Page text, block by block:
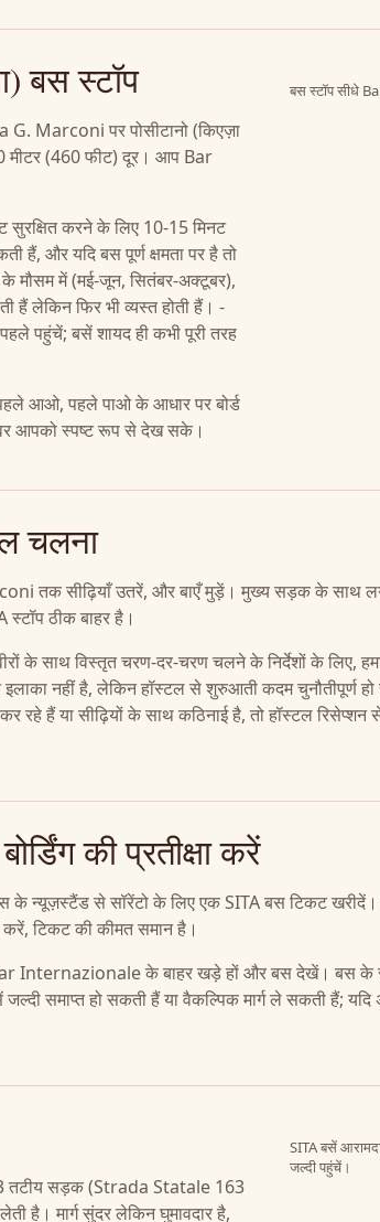
बस स्टॉप
Marconi पर पोसीटानो (किएज़ा
मीटर (460 फीट) दूर। आप Bar
सुरक्षित करने के लिए 10-15 मिनट
और यदि बस पूर्ण क्षमता पर है तो
मौसम में (मई-जून, सितंबर-अक्टूबर),
हैं लेकिन फिर भी व्यस्त होती हैं। -
पहुंचें; बसें शायद ही कभी पूरी तरह
पहले आओ, पहले पाओ के आधार पर बोर्ड
आपको स्पष्ट रूप से देख सके।
बस स्टॉप सीधे
चलना
तक सीढ़ियाँ उतरें, और बाएँ मुड़ें। मुख्य सड़क के साथ
ठीक बाहर है।
के साथ विस्तृत चरण-दर-चरण चलने के निर्देशों के लिए,
नहीं है, लेकिन हॉस्टल से शुरुआती कदम चुनौतीपूर्ण
रहे हैं या सीढ़ियों के साथ कठिनाई है, तो हॉस्टल
की प्रतीक्षा करें
न्यूज़स्टैंड से सॉरेंटो के लिए एक SITA बस टिकट
करें, टिकट की कीमत समान है।
Internazionale के बाहर खड़े हों और बस देखें। बस के
समाप्त हो सकती हैं या वैकल्पिक मार्ग ले सकती हैं; यदि
तटीय सड़क (Strada Statale 163
है। मार्ग सुंदर लेकिन घुमावदार है,
SITA बसें
जल्दी पहुंचें।